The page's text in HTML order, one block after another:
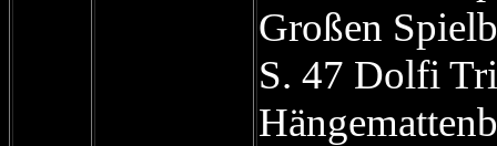
Großen
S. 47 Dolfi